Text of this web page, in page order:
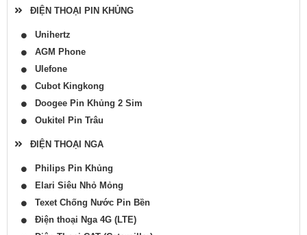
ĐIỆN THOẠI PIN KHỦNG
Unihertz
AGM Phone
Ulefone
Cubot Kingkong
Doogee Pin Khủng 2 Sim
Oukitel Pin Trâu
ĐIỆN THOẠI NGA
Philips Pin Khủng
Elari Siêu Nhỏ Mỏng
Texet Chống Nước Pin Bền
Điện thoại Nga 4G (LTE)